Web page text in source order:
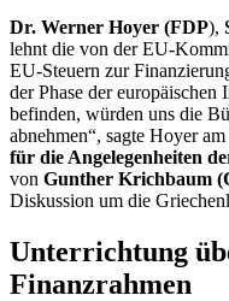
Dr. Werner Hoyer (FDP),
lehnt die von der EU-
EU-Steuern zur
der Phase der
befinden, würden uns die
abnehmen“, sagte Hoyer am
für die Angelegenheiten
von Gunther Krichbaum
Diskussion um die
Unterrichtung
Finanzrahmen